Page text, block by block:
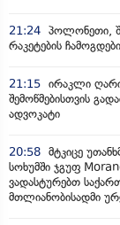
21:24 პოლონეთი,
რაკეტების
21:15 ირაკლი
შემოწმებისთვის
ადვოკატი
20:58 მტკიცე
სოხუმში ჯგუფ
ვადასტურებთ
მთლიანობისადმი